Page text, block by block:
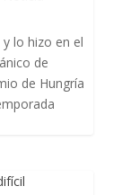
lo hizo en el
de
de Hungría